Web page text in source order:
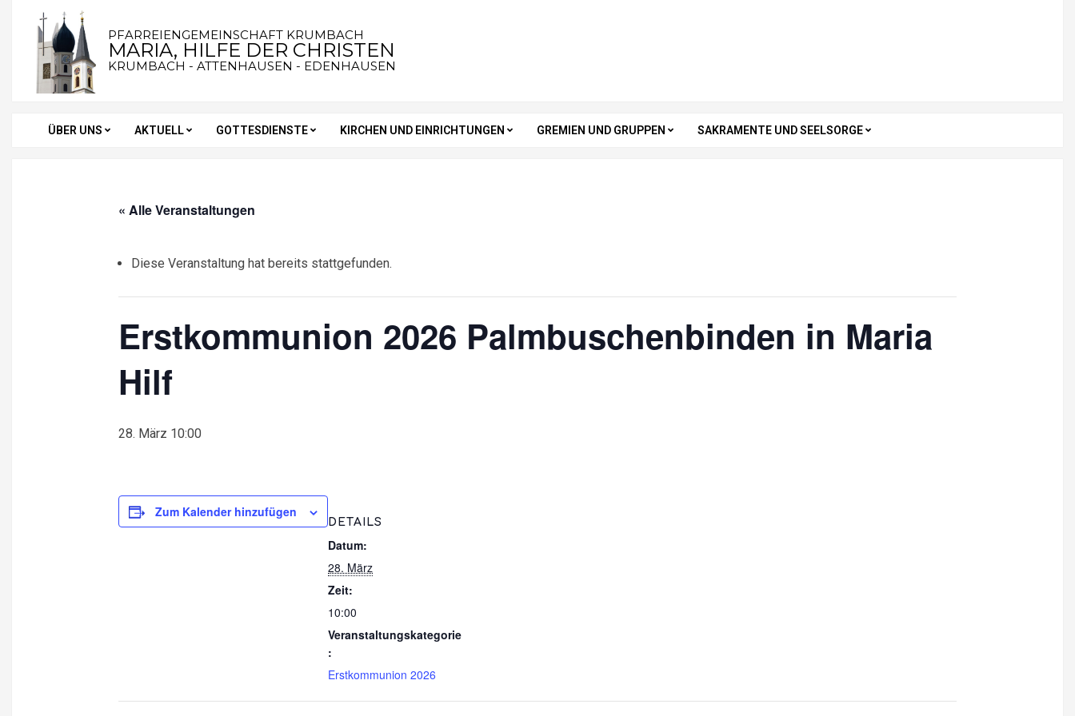
content
PFARREIENGEMEINSCHAFT KRUMBACH
MARIA, HILFE DER CHRISTEN
KRUMBACH - ATTENHAUSEN - EDENHAUSEN
Secondary
ÜBER UNS AKTUELL GOTTESDIENSTE KIRCHEN UND EINRICHTUNGEN GREMIEN UND GRUPPEN SAKRAMENTE UND SEELSORGE
« Alle Veranstaltungen
Diese Veranstaltung hat bereits stattgefunden.
Erstkommunion 2026 Palmbuschenbinden in Maria
Hilf
28. März 10:00
Zum Kalender hinzufügen
DETAILS
Datum:
28. März
Zeit:
10:00
Veranstaltungskategorie
:
Erstkommunion 2026